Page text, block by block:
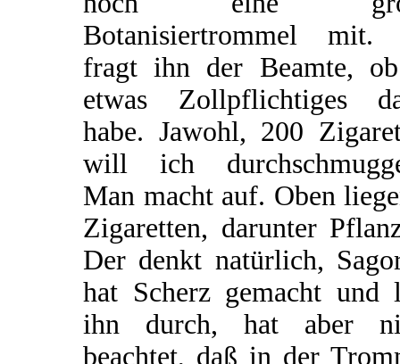
Botanisiertrommel mit.
fragt ihn der Beamte,
etwas Zollpflichtiges
habe. Jawohl, 200
will ich
Man macht auf. Oben
Zigaretten, darunter
Der denkt natürlich,
hat Scherz gemacht und
ihn durch, hat aber
beachtet, daß in der